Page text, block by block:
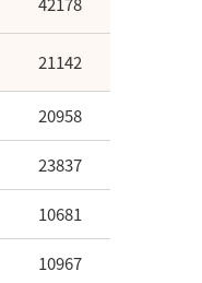
21142
20958
23837
10681
10967